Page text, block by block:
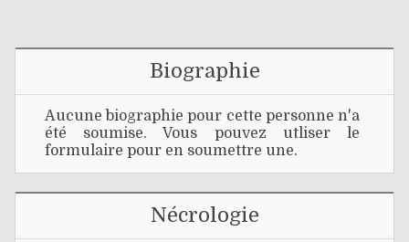
Biographie
Aucune biographie pour cette personne n'a
été soumise. Vous pouvez utliser le
formulaire pour en soumettre une.
Nécrologie